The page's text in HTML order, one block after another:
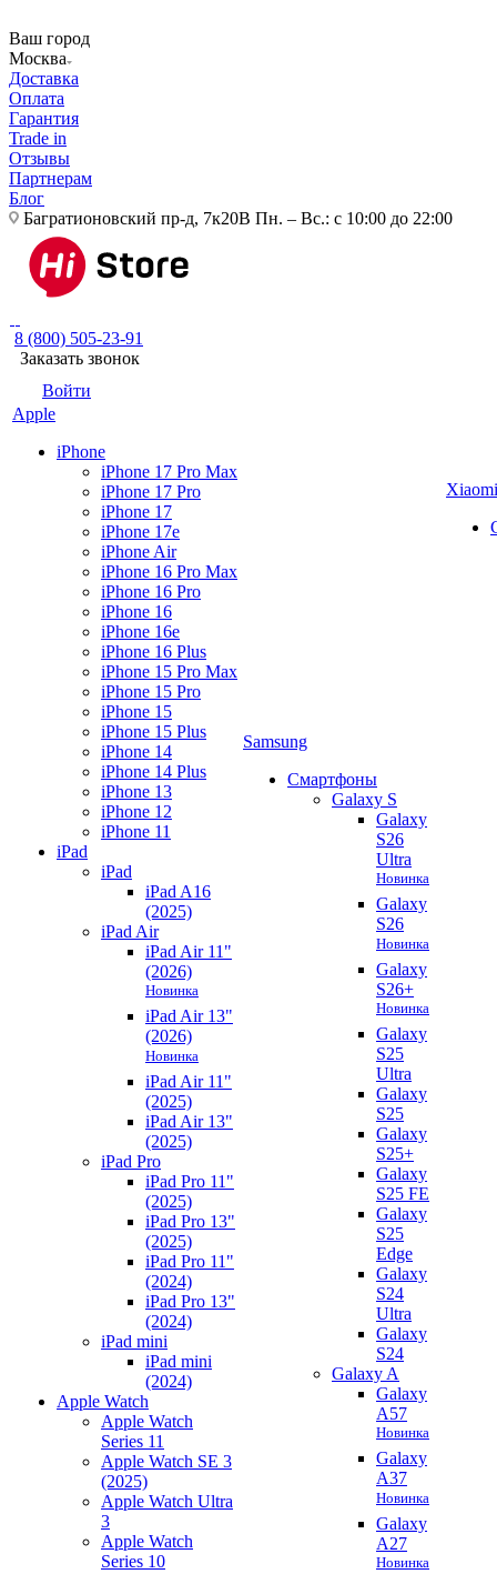
Ваш город
Москва
Доставка
Оплата
Гарантия
Trade in
Отзывы
Партнерам
Блог
Багратионовский пр-д, 7к20В Пн. – Вс.: с 10:00 до 22:00
8 (800) 505-23-91
Заказать звонок
Войти
Apple
iPhone
iPhone 17 Pro Max
iPhone 17 Pro
iPhone 17
iPhone 17e
iPhone Air
iPhone 16 Pro Max
iPhone 16 Pro
iPhone 16
iPhone 16e
iPhone 16 Plus
iPhone 15 Pro Max
iPhone 15 Pro
iPhone 15
iPhone 15 Plus
iPhone 14
iPhone 14 Plus
iPhone 13
iPhone 12
iPhone 11
iPad
iPad
iPad A16
(2025)
iPad Air
iPad Air 11"
(2026)
Новинка
iPad Air 13"
(2026)
Новинка
iPad Air 11"
(2025)
iPad Air 13"
(2025)
iPad Pro
iPad Pro 11"
(2025)
iPad Pro 13"
(2025)
iPad Pro 11"
(2024)
iPad Pro 13"
(2024)
iPad mini
iPad mini
(2024)
Apple Watch
Apple Watch
Series 11
Apple Watch SE 3
(2025)
Apple Watch Ultra
3
Apple Watch
Series 10
Samsung
Смартфоны
Galaxy S
Galaxy
S26
Ultra
Новинка
Galaxy
S26
Новинка
Galaxy
S26+
Новинка
Galaxy
S25
Ultra
Galaxy
S25
Galaxy
S25+
Galaxy
S25 FE
Galaxy
S25
Edge
Galaxy
S24
Ultra
Galaxy
S24
Galaxy A
Galaxy
A57
Новинка
Galaxy
A37
Новинка
Galaxy
A27
Новинка
Xiaomi